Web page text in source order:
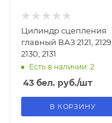
Цилиндр сцепления
главный ВАЗ 2121, 2129,
2130, 2131
Есть в наличии: 2
43 бел. руб./шт
В КОРЗИНУ